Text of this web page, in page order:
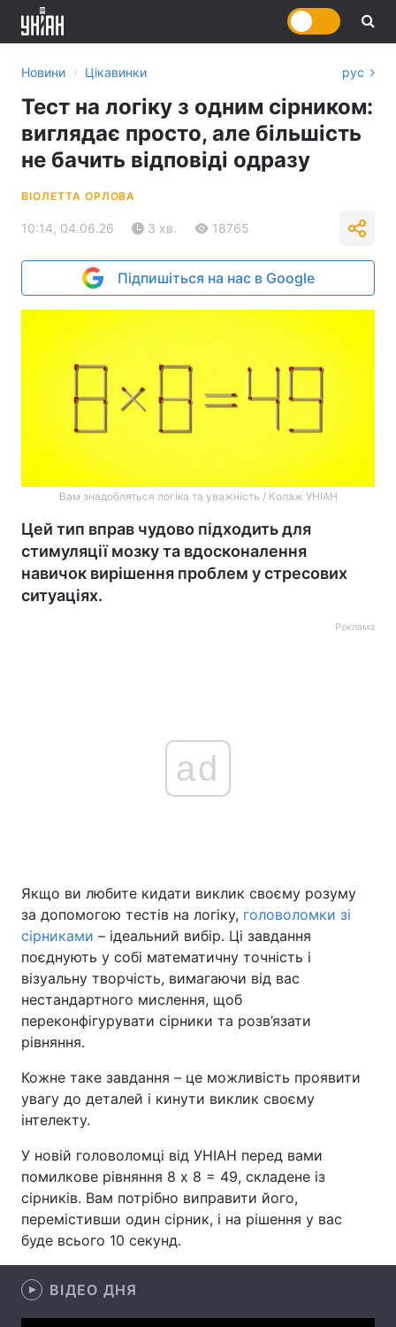
Політика
Економіка Світ
Спорт Наука
Техно і зв'язок Лайт
Здоров'я Туризм
Екологія Регіони
Лонгріди
Новини › Цікавинки рус
Тест на логіку з одним сірником:
виглядає просто, але більшість
не бачить відповіді одразу
ВІОЛЕТТА ОРЛОВА
10:14, 04.06.26 3 хв. 18765
Підпишіться на нас в Google
Вам знадобляться логіка та уважність / Колаж УНІАН
Цей тип вправ чудово підходить для
стимуляції мозку та вдосконалення
навичок вирішення проблем у стресових
ситуаціях.
Реклама
ad
Якщо ви любите кидати виклик своєму розуму
за допомогою тестів на логіку, головоломки зі
сірниками – ідеальний вибір. Ці завдання
поєднують у собі математичну точність і
візуальну творчість, вимагаючи від вас
нестандартного мислення, щоб
переконфігурувати сірники та розв’язати
рівняння.
Кожне таке завдання – це можливість проявити
увагу до деталей і кинути виклик своєму
інтелекту.
У новій головоломці від УНІАН перед вами
помилкове рівняння 8 x 8 = 49, складене із
сірників. Вам потрібно виправити його,
перемістивши один сірник, і на рішення у вас
буде всього 10 секунд.
ВІДЕО ДНЯ